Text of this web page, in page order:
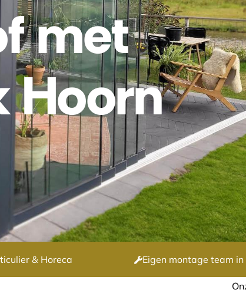
met
Hoorn
& Horeca Eigen montage team in
Onze showroom is